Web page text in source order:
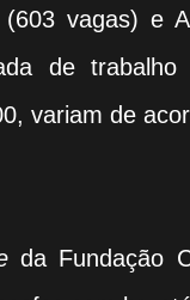
vagas) e
de
variam de
da Fundação